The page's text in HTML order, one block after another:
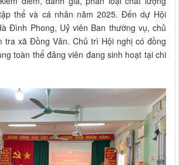
thể và cá nhân năm 2025. Đến dự Hội
Đình Phong, Uỷ viên Ban thường vụ, chủ
tra xã Đồng Văn. Chủ trì Hội nghị có đồng
toàn thể đảng viên đang sinh hoạt tại chi